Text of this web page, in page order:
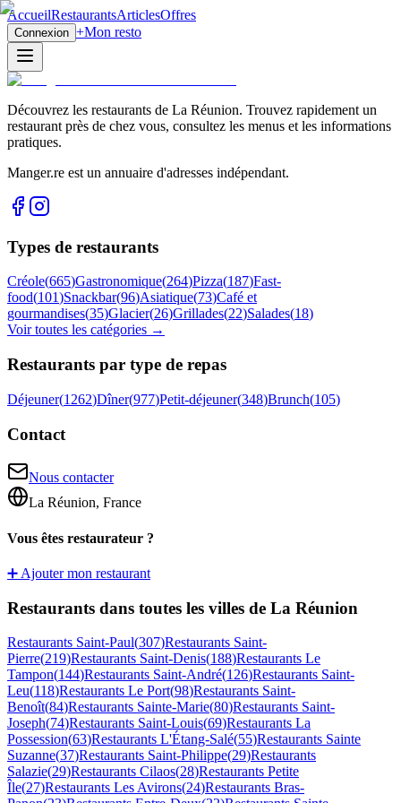
AccueilRestaurantsArticlesOffres
Connexion +Mon resto
Découvrez les restaurants de La Réunion. Trouvez rapidement un
restaurant près de chez vous, consultez les menus et les informations
pratiques.
Manger.re est un annuaire d'adresses indépendant.
Types de restaurants
Créole(665)Gastronomique(264)Pizza(187)Fast-
food(101)Snackbar(96)Asiatique(73)Café et
gourmandises(35)Glacier(26)Grillades(22)Salades(18)
Voir toutes les catégories →
Restaurants par type de repas
Déjeuner(1262)Dîner(977)Petit-déjeuner(348)Brunch(105)
Contact
Nous contacter
La Réunion, France
Vous êtes restaurateur ?
➕ Ajouter mon restaurant
Restaurants dans toutes les villes de La Réunion
Restaurants Saint-Paul(307)Restaurants Saint-
Pierre(219)Restaurants Saint-Denis(188)Restaurants Le
Tampon(144)Restaurants Saint-André(126)Restaurants Saint-
Leu(118)Restaurants Le Port(98)Restaurants Saint-
Benoît(84)Restaurants Sainte-Marie(80)Restaurants Saint-
Joseph(74)Restaurants Saint-Louis(69)Restaurants La
Possession(63)Restaurants L'Étang-Salé(55)Restaurants Sainte
Suzanne(37)Restaurants Saint-Philippe(29)Restaurants
Salazie(29)Restaurants Cilaos(28)Restaurants Petite
Île(27)Restaurants Les Avirons(24)Restaurants Bras-